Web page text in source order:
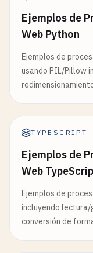
Ejemplos de
Web Python
Ejemplos de
usando PIL/Pillow
TYPESCRIPT
Ejemplos de
Web
Ejemplos de
incluyendo
conversión de